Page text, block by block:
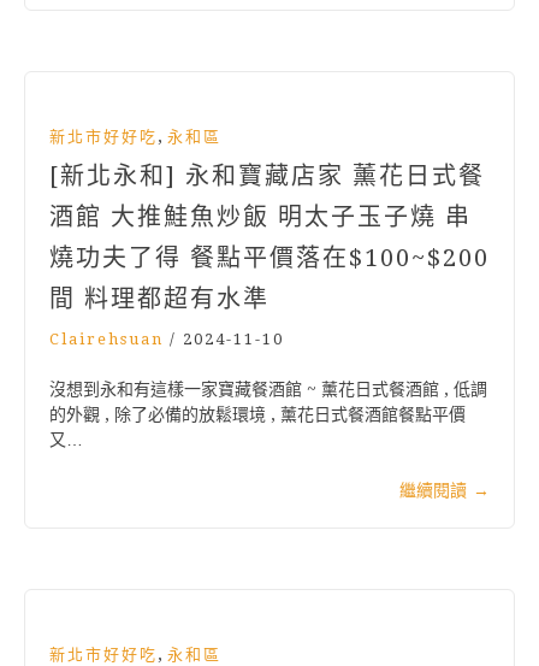
新北市好好吃 , 永和區
[新北永和] 永和寶藏店家 薰花日式餐
酒館 大推鮭魚炒飯 明太子玉子燒 串
燒功夫了得 餐點平價落在$100~$200
間 料理都超有水準
Clairehsuan / 2024-11-10
沒想到永和有這樣一家寶藏餐酒館 ~ 薰花日式餐酒館 , 低調
的外觀 , 除了必備的放鬆環境 , 薰花日式餐酒館餐點平價
又…
繼續閱讀 →
新北市好好吃 , 永和區